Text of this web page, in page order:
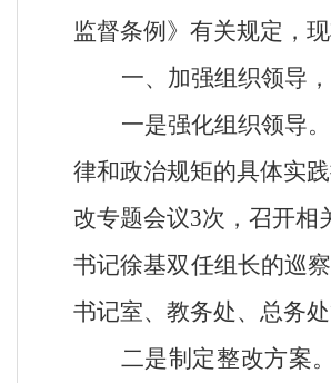
监督条例》有关规定，
一、加强组织领导
一是强化组织领导。
律和政治规矩的具体实
改专题会议3次，召开相
书记徐基双任组长的巡
书记室、教务处、总务
二是制定整改方案。